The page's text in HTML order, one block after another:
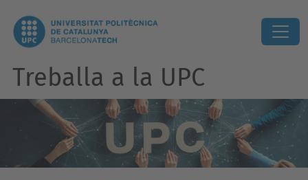
Treballa a la UPC